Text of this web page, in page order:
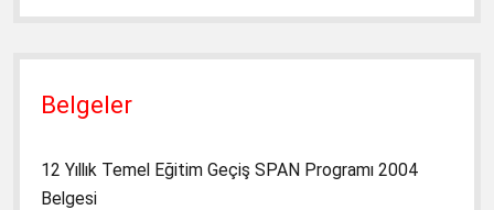
Belgeler
12 Yıllık Temel Eğitim Geçiş SPAN Programı 2004
Belgesi